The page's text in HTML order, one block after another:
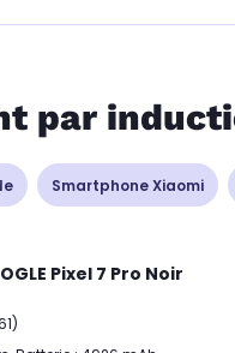
par
Smartphone Xiaomi
Pixel 7 Pro Noir